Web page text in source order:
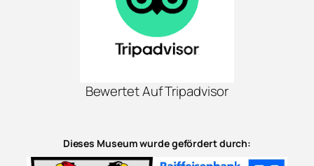
Bewertet Auf Tripadvisor
Dieses Museum wurde gefördert durch: